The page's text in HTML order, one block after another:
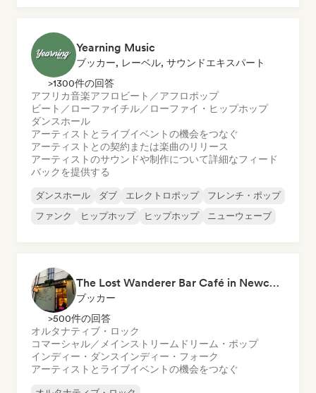
Yearning Music
ブッカー, レーベル, サウンドエキスパート
>1300件の回答
アフリカ音楽アフロビート／アフロポップ
ビート／ローファイチル／ローファイ・ヒップホップ
ダンスホール
アーティストとライブイベントの機会をつなぐ
アーティストとの契約または楽曲のリリース
アーティストのサウンドや制作について詳細なフィード
バックを提供する
ダンスホール ダブ エレクトロポップ
フレンチ・ポップ
ファンク
ヒップホップ ヒップホップ ニューウェーブ
The Lost Wanderer Bar Café in Newcastle
ブッカー
>500件の回答
オルタナティブ・ロック
コマーシャル／メインストリーム ドリーム・ポップ
インディー・ダンスインディー・フォーク
アーティストとライブイベントの機会をつなぐ